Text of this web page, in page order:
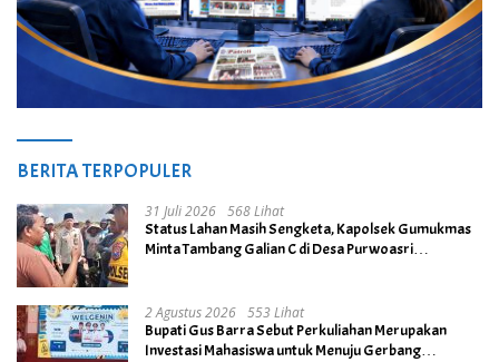
BERITA TERPOPULER
31 Juli 2026 568 Lihat
Status Lahan Masih Sengketa, Kapolsek Gumukmas
Minta Tambang Galian C di Desa Purwoasri
2 Agustus 2026 553 Lihat
Bupati Gus Barra Sebut Perkuliahan Merupakan
Investasi Mahasiswa untuk Menuju Gerbang